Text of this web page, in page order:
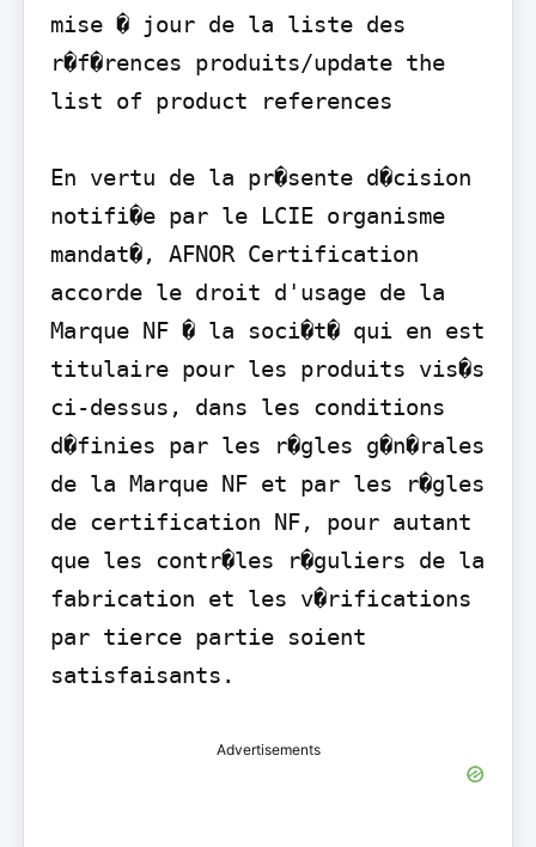
mise � jour de la liste des
r�f�rences produits/update the
list of product references
En vertu de la pr�sente d�cision
notifi�e par le LCIE organisme
mandat�, AFNOR Certification
accorde le droit d'usage de la
Marque NF � la soci�t� qui en est
titulaire pour les produits vis�s
ci-dessus, dans les conditions
d�finies par les r�gles g�n�rales
de la Marque NF et par les r�gles
de certification NF, pour autant
que les contr�les r�guliers de la
fabrication et les v�rifications
par tierce partie soient
satisfaisants.
Advertisements